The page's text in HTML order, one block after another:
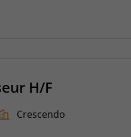
H/F
Crescendo